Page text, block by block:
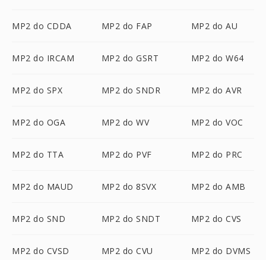
MP2 do CDDA MP2 do FAP MP2 do AU
MP2 do IRCAM MP2 do GSRT MP2 do W64
MP2 do SPX MP2 do SNDR MP2 do AVR
MP2 do OGA MP2 do WV MP2 do VOC
MP2 do TTA MP2 do PVF MP2 do PRC
MP2 do MAUD MP2 do 8SVX MP2 do AMB
MP2 do SND MP2 do SNDT MP2 do CVS
MP2 do CVSD MP2 do CVU MP2 do DVMS